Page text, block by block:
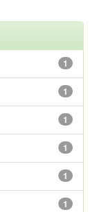
1
1
1
1
1
1